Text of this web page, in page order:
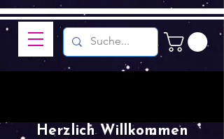
Herzlich Willkommen